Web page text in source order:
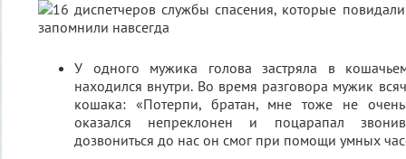
У одного мужика голова застряла в
находился внутри. Во время разговора мужик
кошака: «Потерпи, братан, мне тоже не
оказался непреклонен и поцарапал
дозвониться до нас он смог при помощи умных